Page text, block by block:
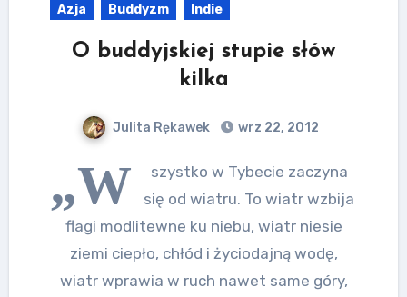
Azja
Buddyzm Indie
O buddyjskiej stupie słów
kilka
Julita Rękawek wrz 22, 2012
„W
szystko w Tybecie zaczyna
się od wiatru. To wiatr wzbija
flagi modlitewne ku niebu, wiatr niesie
ziemi ciepło, chłód i życiodajną wodę,
wiatr wprawia w ruch nawet same góry,